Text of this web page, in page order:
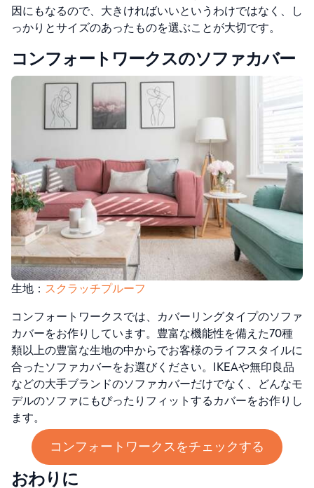
因にもなるので、大きければいいというわけではなく、し
っかりとサイズのあったものを選ぶことが大切です。
コンフォートワークスのソファカバー
生地： スクラッチプルーフ
コンフォートワークスでは、カバーリングタイプのソファ
カバーをお作りしています。豊富な機能性を備えた70種
類以上の豊富な生地の中からでお客様のライフスタイルに
合ったソファカバーをお選びください。IKEAや無印良品
などの大手ブランドのソファカバーだけでなく、どんなモ
デルのソファにもぴったりフィットするカバーをお作りし
ます。
コンフォートワークスをチェックする
おわりに